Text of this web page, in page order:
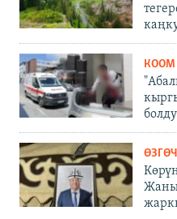
КООМ
болду